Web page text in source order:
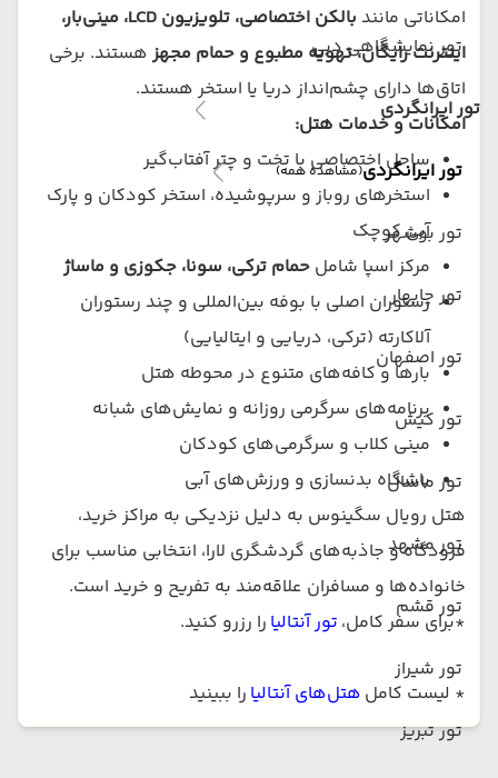
تور نمایشگاهی دبی
تور ایرانگردی
تور ایرانگردی(مشاهده همه)
تور بوشهر
تور چابهار
تور اصفهان
تور کیش
تور ماسال
تور مشهد
تور قشم
تور شیراز
تور تبریز
امکاناتی مانند
بالکن اختصاصی، تلویزیون LCD، مینی‌بار،
اینترنت رایگان، تهویه مطبوع و حمام مجهزهستند. برخی
اتاق‌ها دارای چشم‌انداز دریا یا استخر هستند.
امکانات و خدمات هتل:
ساحل اختصاصی با تخت و چتر آفتاب‌گیر
استخرهای روباز و سرپوشیده، استخر کودکان و پارک
آبی کوچک
مرکز اسپا شامل حمام ترکی، سونا، جکوزی و ماساژ
رستوران اصلی با بوفه بین‌المللی و چند رستوران
آلاکارته (ترکی، دریایی و ایتالیایی)
بارها و کافه‌های متنوع در محوطه هتل
برنامه‌های سرگرمی روزانه و نمایش‌های شبانه
مینی کلاب و سرگرمی‌های کودکان
باشگاه بدنسازی و ورزش‌های آبی
هتل رویال سگینوس به دلیل نزدیکی به مراکز خرید،
فرودگاه و جاذبه‌های گردشگری لارا، انتخابی مناسب برای
خانواده‌ها و مسافران علاقه‌مند به تفریح و خرید است.
*برای سفر کامل، تور آنتالیا را رزرو کنید.
* لیست کامل هتل‌های آنتالیا را ببینید